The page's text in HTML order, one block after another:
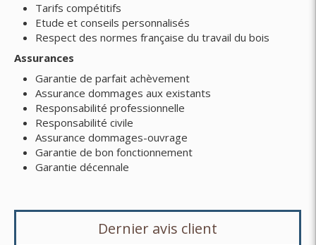
Tarifs compétitifs
Etude et conseils personnalisés
Respect des normes française du travail du bois
Assurances
Garantie de parfait achèvement
Assurance dommages aux existants
Responsabilité professionnelle
Responsabilité civile
Assurance dommages-ouvrage
Garantie de bon fonctionnement
Garantie décennale
Dernier avis client